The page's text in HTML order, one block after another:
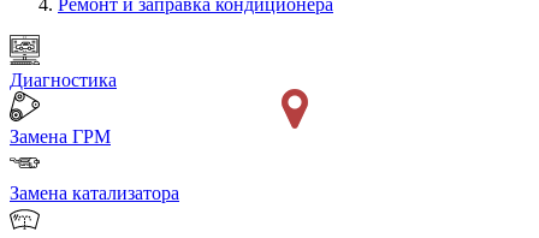
Ремонт и заправка кондиционера
Диагностика
Замена ГРМ
Замена катализатора